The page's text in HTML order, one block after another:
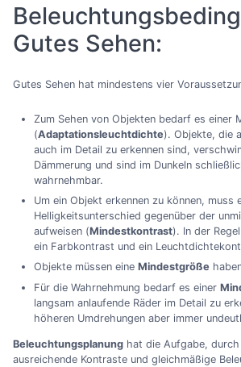
Gutes Sehen:
Gutes Sehen hat mindestens vier
Zum Sehen von Objekten bedarf es einer
(Adaptationsleuchtdichte). Objekte, die
auch im Detail zu erkennen sind,
Dämmerung und sind im Dunkeln
wahrnehmbar.
Um ein Objekt erkennen zu können, muss
Helligkeitsunterschied gegenüber der
aufweisen (Mindestkontrast). In der
ein Farbkontrast und ein
Objekte müssen eine Mindestgröße
Für die Wahrnehmung bedarf es einer
langsam anlaufende Räder im Detail zu
höheren Umdrehungen aber immer
Beleuchtungsplanung hat die Aufgabe,
ausreichende Kontraste und gleichmäßige